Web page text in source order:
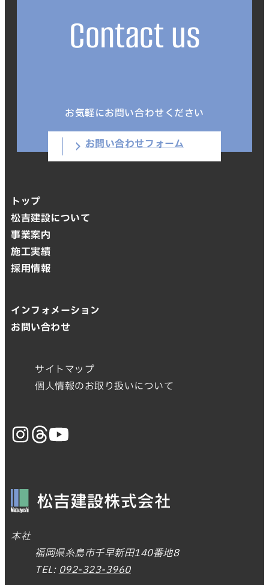
Contact us
お気軽にお問い合わせください
お問い合わせフォーム
トップ
松吉建設について
事業案内
施工実績
採用情報
インフォメーション
お問い合わせ
サイトマップ
個人情報のお取り扱いについて
本社
福岡県糸島市千早新田140番地8
TEL:092-323-3960